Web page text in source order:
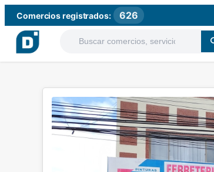
Comercios registrados: 626